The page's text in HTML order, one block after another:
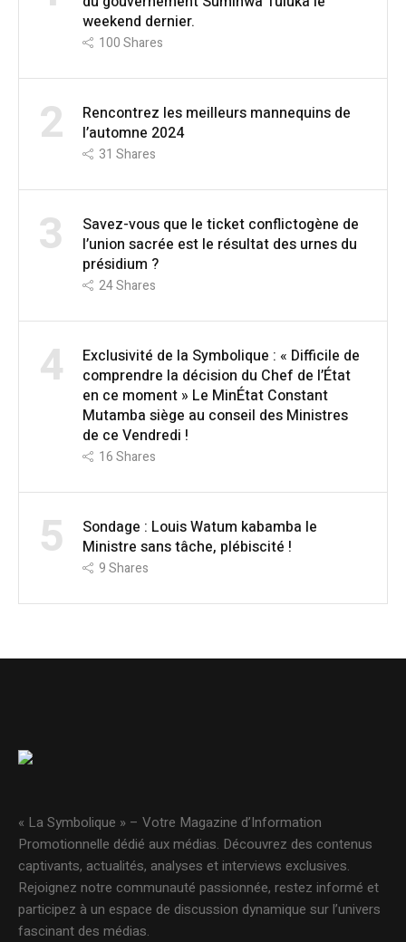
weekend dernier.
100Shares
2
Rencontrez les meilleurs mannequins de
l’automne 2024
31 Shares
3
Savez-vous que le ticket conflictogène de
l’union sacrée est le résultat des urnes du
présidium ?
24Shares
4
Exclusivité de la Symbolique : « Difficile de
comprendre la décision du Chef de l’État
en ce moment » Le MinÉtat Constant
Mutamba siège au conseil des Ministres
de ce Vendredi !
16Shares
5
Sondage : Louis Watum kabamba le
Ministre sans tâche, plébiscité !
9Shares
« La Symbolique » – Votre Magazine d’Information
Promotionnelle dédié aux médias. Découvrez des contenus
captivants, actualités, analyses et interviews exclusives.
Rejoignez notre communauté passionnée, restez informé et
participez à un espace de discussion dynamique sur l’univers
fascinant des médias.